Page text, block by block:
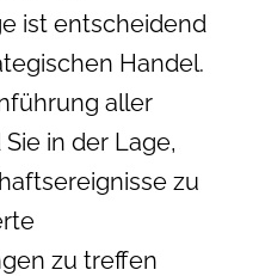
ist entscheidend
Handel.
aller
in der Lage,
zu
zu treffen